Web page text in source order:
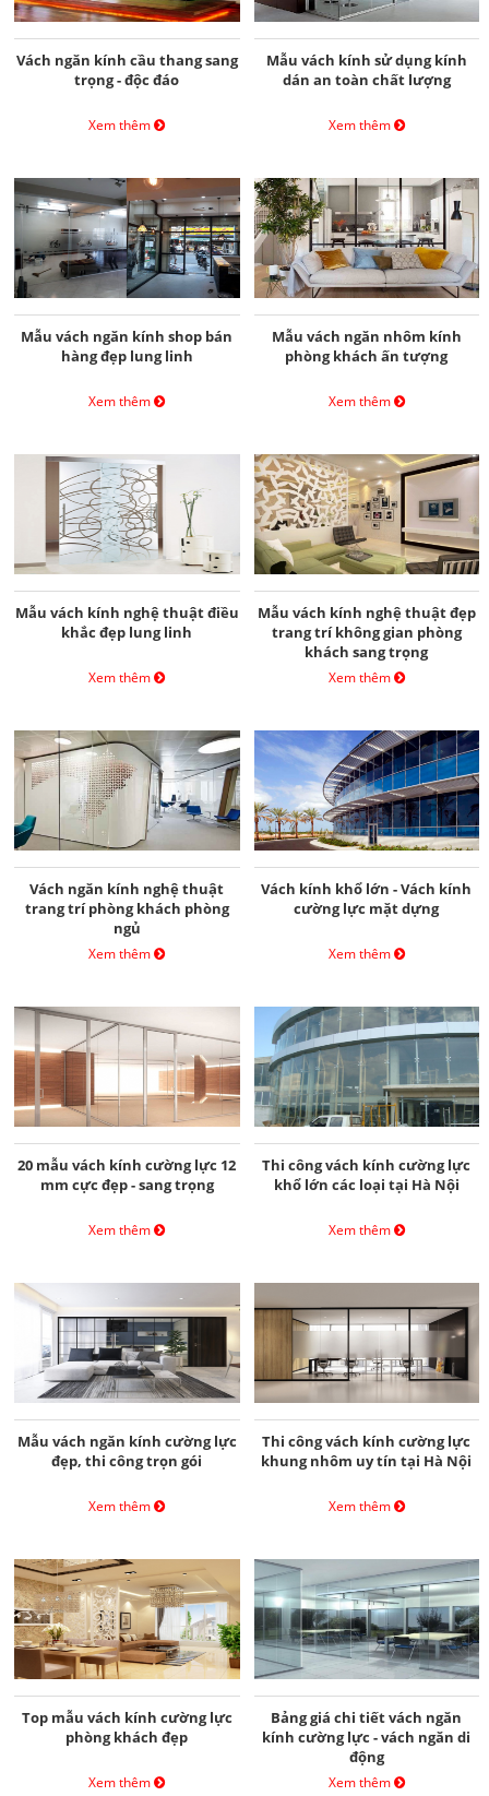
Vách ngăn kính cầu thang sang
trọng - độc đáo
Xem thêm
Mẫu vách kính sử dụng kính
dán an toàn chất lượng
Xem thêm
Mẫu vách ngăn kính shop bán
hàng đẹp lung linh
Xem thêm
Mẫu vách ngăn nhôm kính
phòng khách ấn tượng
Xem thêm
Mẫu vách kính nghệ thuật điều
khắc đẹp lung linh
Xem thêm
Mẫu vách kính nghệ thuật đẹp
trang trí không gian phòng
khách sang trọng
Xem thêm
Vách ngăn kính nghệ thuật
trang trí phòng khách phòng
ngủ
Xem thêm
Vách kính khổ lớn - Vách kính
cường lực mặt dựng
Xem thêm
20 mẫu vách kính cường lực 12
mm cực đẹp - sang trọng
Xem thêm
Thi công vách kính cường lực
khổ lớn các loại tại Hà Nội
Xem thêm
Mẫu vách ngăn kính cường lực
đẹp, thi công trọn gói
Xem thêm
Thi công vách kính cường lực
khung nhôm uy tín tại Hà Nội
Xem thêm
Top mẫu vách kính cường lực
phòng khách đẹp
Xem thêm
Bảng giá chi tiết vách ngăn
kính cường lực - vách ngăn di
động
Xem thêm